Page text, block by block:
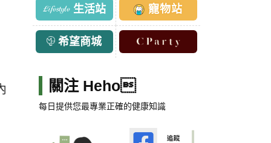
生活站 寵物站
希望商城
關注 Heho
每日提供您最專業正確的健康知識